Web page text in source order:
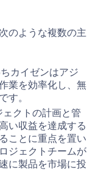
のような複数の主
カイゼンはアジ
業を効率化し、無
す。
クトの計画と管
い収益を達成する
ことに重点を置い
ジェクトチームが
に製品を市場に投